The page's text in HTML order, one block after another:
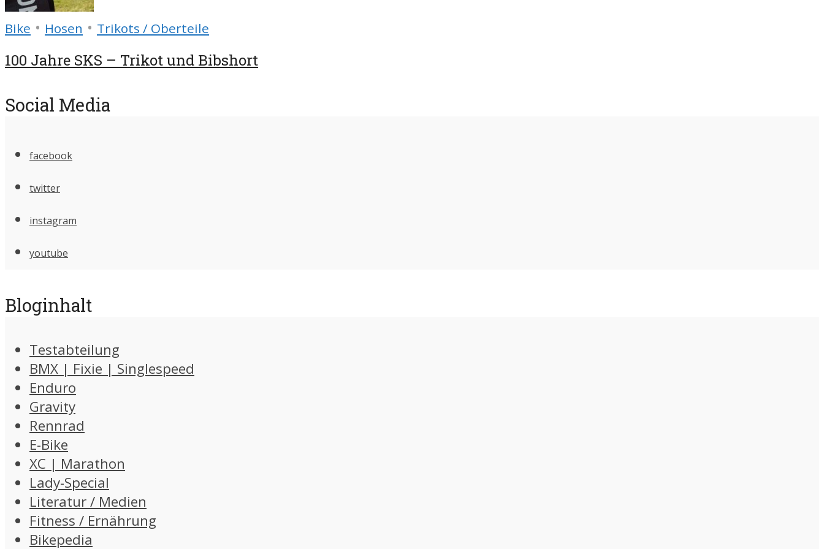
Bike • Hosen • Trikots / Oberteile
100 Jahre SKS – Trikot und Bibshort
Social Media
facebook
twitter
instagram
youtube
Bloginhalt
Testabteilung
BMX | Fixie | Singlespeed
Enduro
Gravity
Rennrad
E-Bike
XC | Marathon
Lady-Special
Literatur / Medien
Fitness / Ernährung
Bikepedia